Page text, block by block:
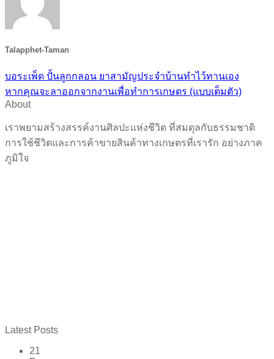
Talapphet-Taman
บอระเพ็ด ปั้นลูกกลอน ยาสามัญประจำบ้านทำไว้ทานเอง
หากคุณจะลาออกจากงานเพื่อทำการเกษตร (แบบเต็มตัว)
About
เราพยามสร้างสรรค์งานศิลปะแห่งชีวิต ที่สมดุลกับธรรมชาติ
การใช้ชีวิตและการค้าขายสินค้าทางเกษตรที่เรารัก อย่างภาค
ภูมิใจ
Latest Posts
21